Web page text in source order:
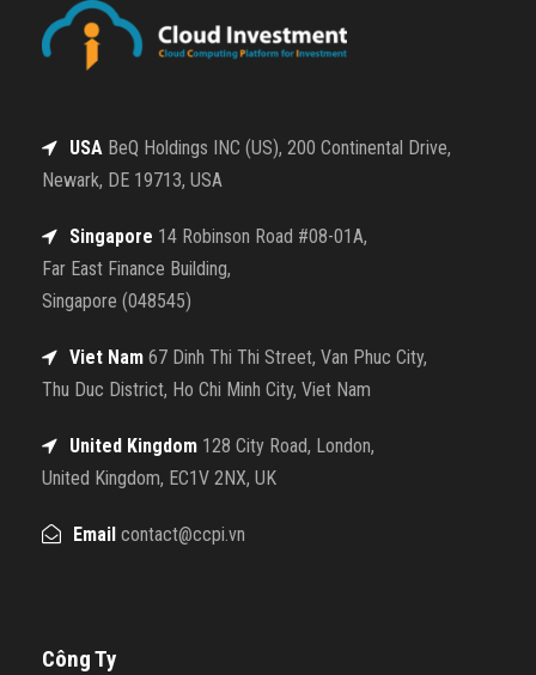
USA BeQ Holdings INC (US), 200 Continental Drive,
Newark, DE 19713, USA
Singapore 14 Robinson Road #08-01A,
Far East Finance Building,
Singapore (048545)
Viet Nam 67 Dinh Thi Thi Street, Van Phuc City,
Thu Duc District, Ho Chi Minh City, Viet Nam
United Kingdom 128 City Road, London,
United Kingdom, EC1V 2NX, UK
Email contact@ccpi.vn
Công Ty